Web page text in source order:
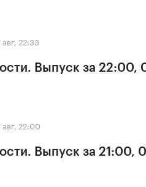
авг, 22:33
Выпуск за 22:00,
авг, 22:00
Выпуск за 21:00,